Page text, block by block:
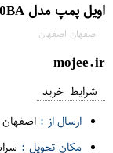
اویل پمپ مدل 481H1011030BA مناسب برای ام وی ام 530
اصفهان اصفهان
mojee.ir
شرایط خرید
ارسال از : اصفهان
مکان تحویل :